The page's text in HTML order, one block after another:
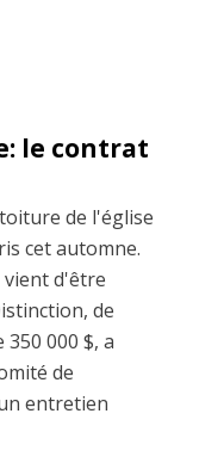
le contrat
de l'église
cet automne.
d'être
de
000 $, a
de
entretien